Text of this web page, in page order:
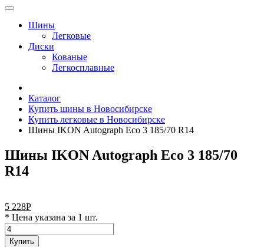
Шины
Легковые
Диски
Кованые
Легкосплавные
Каталог
Купить шины в Новосибирске
Купить легковые в Новосибирске
Шины IKON Autograph Eco 3 185/70 R14
Шины IKON Autograph Eco 3 185/70
R14
5 228Р
* Цена указана за 1 шт.
Купить